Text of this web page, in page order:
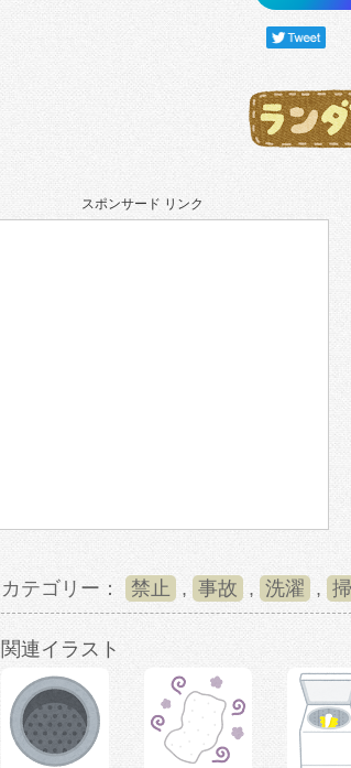
スポンサード リンク
カテゴリー： 禁止 , 事故 , 洗濯 ,
関連イラスト